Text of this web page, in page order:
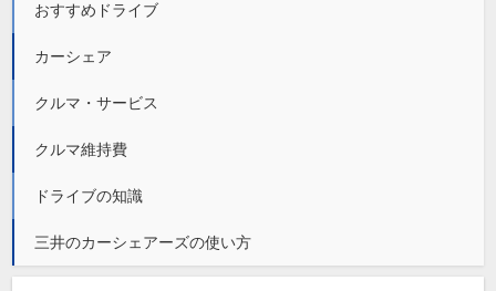
おすすめドライブ
カーシェア
クルマ・サービス
クルマ維持費
ドライブの知識
三井のカーシェアーズの使い方